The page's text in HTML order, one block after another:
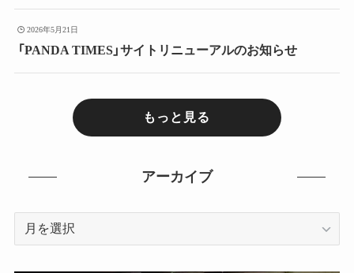
2026年5月21日
「PANDA TIMES」サイトリニューアルのお知らせ
もっと見る
アーカイブ